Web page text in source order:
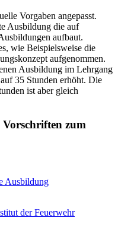
Vorgaben angepasst.
Ausbildung die auf
aufbaut.
wie Beispielsweise die
aufgenommen.
Ausbildung im Lehrgang
35 Stunden erhöht. Die
ist aber gleich
Vorschriften zum
Ausbildung
der Feuerwehr